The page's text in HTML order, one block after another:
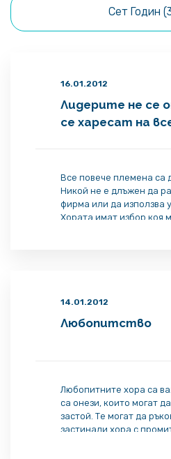
Сет Годин
16.01.2012
Лидерите не се
се харесат на
Все повече племена са
Никой не е длъжен да
фирма или да използва
Хората имат избор коя
14.01.2012
Любопитство
Любопитните хора са
са онези, които могат
застой. Те могат да
застинали хора с